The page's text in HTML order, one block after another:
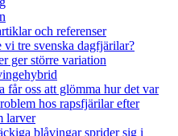
och referenser
tre svenska dagfjärilar?
ger större variation
får oss att glömma hur det var
hos rapsfjärilar efter
larver
blåvingar sprider sig i